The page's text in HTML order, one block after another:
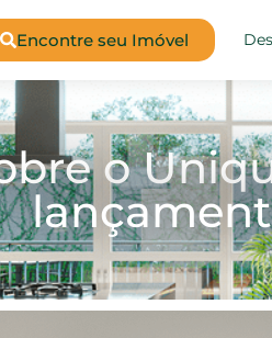
Encontre seu Imóvel
o